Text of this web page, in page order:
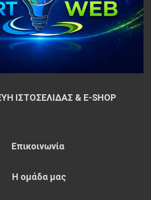
ΙΣΤΟΣΕΛΙΔΑΣ & E-SHOP~
Επικοινωνία
Η ομάδα μας